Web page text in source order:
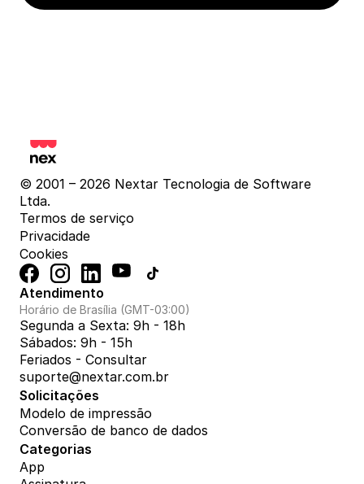
© 2001 – 2026 Nextar Tecnologia de Software
Ltda.
Termos de serviço
Privacidade
Cookies
Atendimento
Horário de Brasília (GMT-03:00)
Segunda a Sexta: 9h - 18h
Sábados: 9h - 15h
Feriados - Consultar
suporte@nextar.com.br
Solicitações
Modelo de impressão
Conversão de banco de dados
Categorias
App